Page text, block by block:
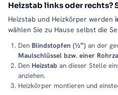
Heizstab links oder rechts?
Heizstab und Heizkörper werden
wählen Sie zu Hause selbst die
Den Blindstopfen (½″) an der
Maulschlüssel bzw. einer
Den Heizstab an dieser Stelle
anziehen.
Heizkörper montieren und